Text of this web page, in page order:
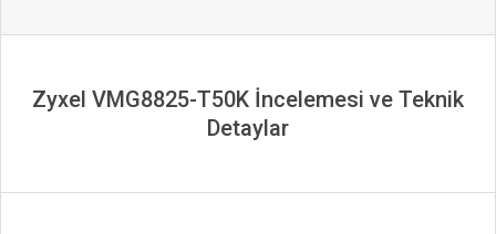
Zyxel VMG8825-T50K İncelemesi ve Teknik
Detaylar